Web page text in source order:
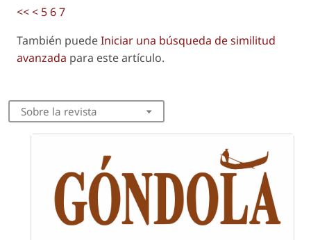
<<< 567
También puedeIniciar una búsqueda de similitud
avanzada para este artículo.
Sobre la revista